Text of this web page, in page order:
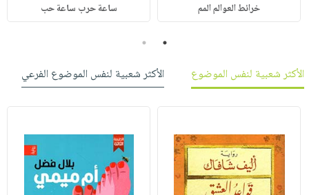
خرائط العوالم المم ساعة حرب ساعة حب
1
2
الأكثر شعبية لنفس الموضوع
الأكثر شعبية لنفس الموضوع الفرعي